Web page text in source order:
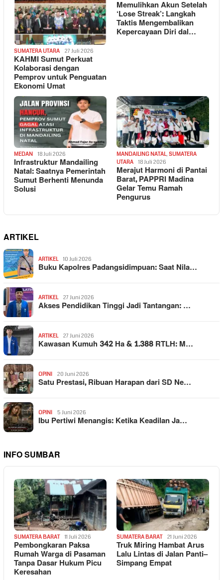
SUMATERA UTARA 27 Juli 2026
KAHMI Sumut Perkuat
Kolaborasi dengan
Pemprov untuk Penguatan
Ekonomi Umat
Memulihkan Akun Setelah
‘Lose Streak’: Langkah
Taktis Mengembalikan
Kepercayaan Diri dal…
MEDAN 18 Juli 2026
Infrastruktur Mandailing
Natal: Saatnya Pemerintah
Sumut Berhenti Menunda
Solusi
MANDAILING NATAL, SUMATERA
UTARA
18 Juli 2026
Merajut Harmoni di Pantai
Barat, PAPPRI Madina
Gelar Temu Ramah
Pengurus
ARTIKEL
ARTIKEL 10 Juli 2026
Buku Kapolres Padangsidimpuan: Saat Nila…
ARTIKEL 27 Juni 2026
Akses Pendidikan Tinggi Jadi Tantangan: …
ARTIKEL 27 Juni 2026
Kawasan Kumuh 342 Ha & 1.388 RTLH: M…
OPINI 20 Juni 2026
Satu Prestasi, Ribuan Harapan dari SD Ne…
OPINI 5 Juni 2026
Ibu Pertiwi Menangis: Ketika Keadilan Ja…
INFO SUMBAR
SUMATERA BARAT 11 Juli 2026
Pembongkaran Paksa
Rumah Warga di Pasaman
Tanpa Dasar Hukum Picu
Keresahan
SUMATERA BARAT 21 Juni 2026
Truk Miring Hambat Arus
Lalu Lintas di Jalan Panti–
Simpang Empat